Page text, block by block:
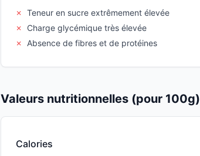
✗ Teneur en sucre extrêmement élevée
✗
Charge glycémique très élevée
✗
Absence de fibres et de protéines
Valeurs nutritionnelles (pour 100g)
Calories